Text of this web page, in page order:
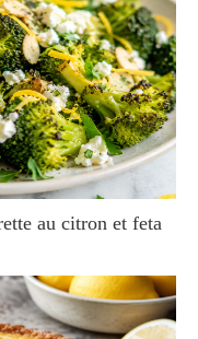
au citron et feta